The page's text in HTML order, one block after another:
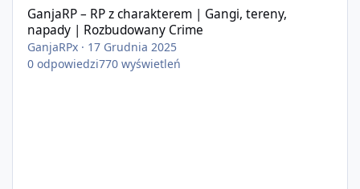
GanjaRP – RP z charakterem | Gangi, tereny,
napady | Rozbudowany Crime
GanjaRPx · 17 Grudnia 2025
0 odpowiedzi770 wyświetleń